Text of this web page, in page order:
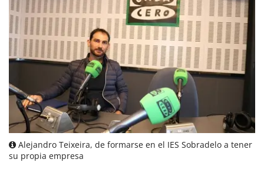
Alejandro Teixeira, de formarse en el IES Sobradelo a tener
su propia empresa